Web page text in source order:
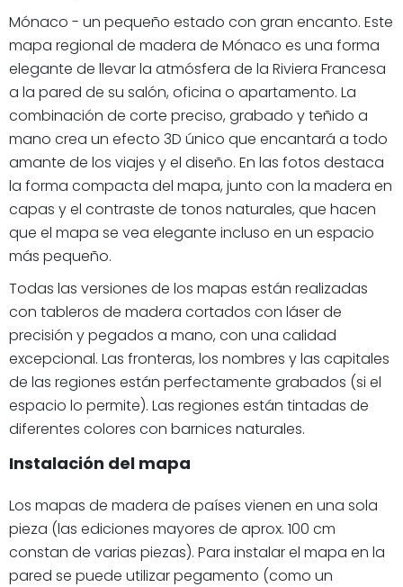
Mónaco - un pequeño estado con gran encanto. Este
mapa regional de madera de Mónaco es una forma
elegante de llevar la atmósfera de la Riviera Francesa
a la pared de su salón, oficina o apartamento. La
combinación de corte preciso, grabado y teñido a
mano crea un efecto 3D único que encantará a todo
amante de los viajes y el diseño. En las fotos destaca
la forma compacta del mapa, junto con la madera en
capas y el contraste de tonos naturales, que hacen
que el mapa se vea elegante incluso en un espacio
más pequeño.
Todas las versiones de los mapas están realizadas
con tableros de madera cortados con láser de
precisión y pegados a mano, con una calidad
excepcional. Las fronteras, los nombres y las capitales
de las regiones están perfectamente grabados (si el
espacio lo permite). Las regiones están tintadas de
diferentes colores con barnices naturales.
Instalación del mapa
Los mapas de madera de países vienen en una sola
pieza (las ediciones mayores de aprox. 100 cm
constan de varias piezas). Para instalar el mapa en la
pared se puede utilizar pegamento (como un